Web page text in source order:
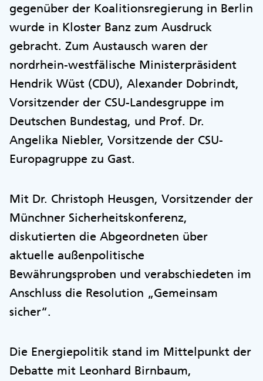
gegenüber der Koalitionsregierung in Berlin
wurde in Kloster Banz zum Ausdruck
gebracht. Zum Austausch waren der
nordrhein-westfälische Ministerpräsident
Hendrik Wüst (CDU), Alexander Dobrindt,
Vorsitzender der CSU-Landesgruppe im
Deutschen Bundestag, und Prof. Dr.
Angelika Niebler, Vorsitzende der CSU-
Europagruppe zu Gast.
Mit Dr. Christoph Heusgen, Vorsitzender der
Münchner Sicherheitskonferenz,
diskutierten die Abgeordneten über
aktuelle außenpolitische
Bewährungsproben und verabschiedeten im
Anschluss die Resolution „Gemeinsam
sicher“.
Die Energiepolitik stand im Mittelpunkt der
Debatte mit Leonhard Birnbaum,